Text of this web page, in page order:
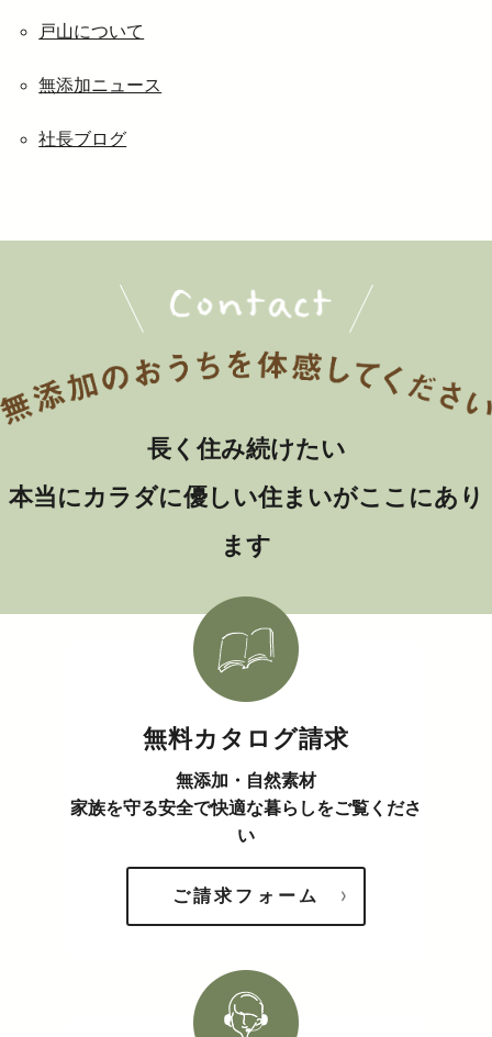
戸山について
無添加ニュース
社長ブログ
長く住み続けたい
本当にカラダに優しい住まいがここにあり
ます
無料カタログ請求
無添加・自然素材
家族を守る安全で快適な暮らしをご覧くださ
い
ご請求フォーム